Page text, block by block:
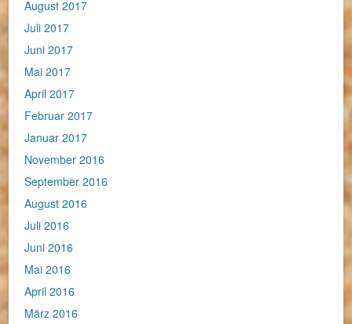
August 2017
Juli 2017
Juni 2017
Mai 2017
April 2017
Februar 2017
Januar 2017
November 2016
September 2016
August 2016
Juli 2016
Juni 2016
Mai 2016
April 2016
März 2016